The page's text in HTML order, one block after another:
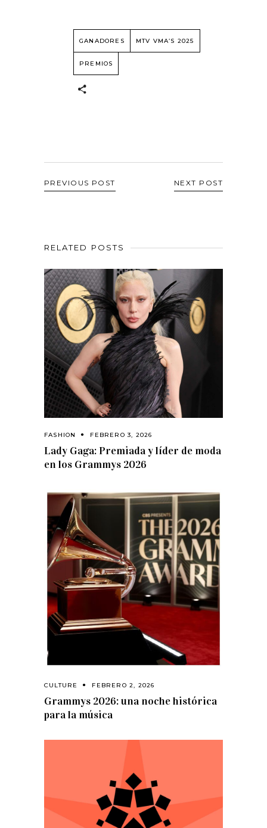
GANADORES MTV VMA’S 2025
PREMIOS
PREVIOUS POST NEXT POST
RELATED POSTS
FASHION FEBRERO 3, 2026
Lady Gaga: Premiada y líder de moda
en los Grammys 2026
CULTURE FEBRERO 2, 2026
Grammys 2026: una noche histórica
para la música